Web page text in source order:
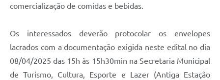
comercialização de comidas e bebidas.
Os interessados deverão protocolar os envelopes
lacrados com a documentação exigida neste edital no dia
08/04/2025 das 15h às 15h30min na Secretaria Municipal
de Turismo, Cultura, Esporte e Lazer (Antiga Estação